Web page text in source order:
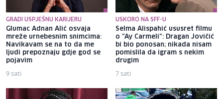
GRADI USPJEŠNU KARIJERU
Glumac Adnan Alić osvaja
mreže urnebesnim snimcima:
Navikavam se na to da me
ljudi prepoznaju gdje god se
pojavim
9 sati
USKORO NA SFF-U
Selma Alispahić ususret filmu
o "Ay Carmeli": Dragan Jovičić
bi bio ponosan; nikada nisam
pomislila da igram s nekim
drugim
7 sati